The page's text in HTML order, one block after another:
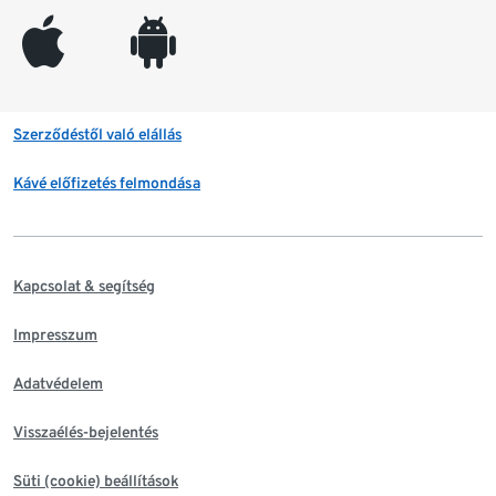
appleinc android
Szerződéstől való elállás
Kávé előfizetés felmondása
Kapcsolat & segítség
Impresszum
Adatvédelem
Visszaélés-bejelentés
Süti (cookie) beállítások